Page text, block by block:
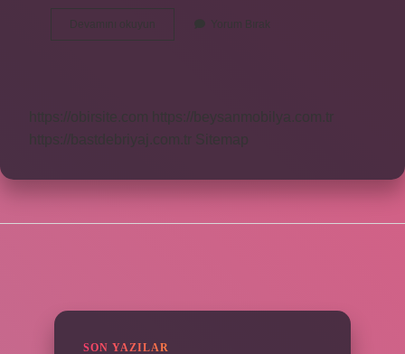
Devamını okuyun
Balık
Yorum Bırak
https://obirsite.com
https://beysanmobilya.com.tr
https://bastdebriyaj.com.tr Sitemap
SON YAZILAR